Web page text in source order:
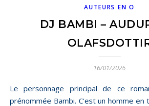
AUTEURS EN O
DJ BAMBI –
16/01/2026
Le personnage principal de ce
prénommée Bambi. C’est un homme en